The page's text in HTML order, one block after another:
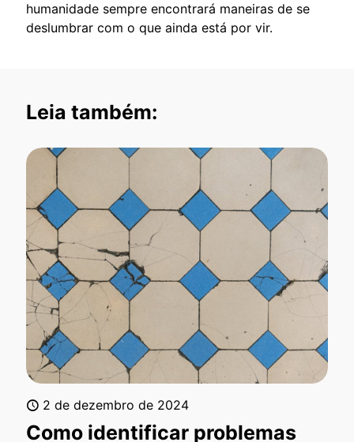
humanidade sempre encontrará maneiras de se
deslumbrar com o que ainda está por vir.
Leia também:
2 de dezembro de 2024
Como identificar problemas